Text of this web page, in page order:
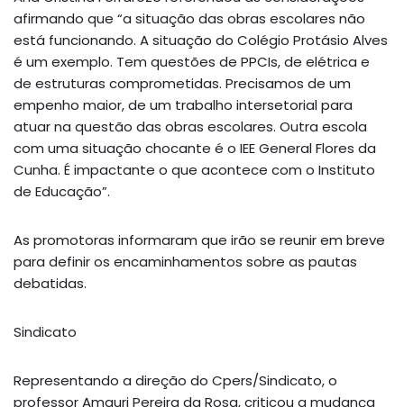
afirmando que “a situação das obras escolares não
está funcionando. A situação do Colégio Protásio Alves
é um exemplo. Tem questões de PPCIs, de elétrica e
de estruturas comprometidas. Precisamos de um
empenho maior, de um trabalho intersetorial para
atuar na questão das obras escolares. Outra escola
com uma situação chocante é o IEE General Flores da
Cunha. É impactante o que acontece com o Instituto
de Educação”.
As promotoras informaram que irão se reunir em breve
para definir os encaminhamentos sobre as pautas
debatidas.
Sindicato
Representando a direção do Cpers/Sindicato, o
professor Amauri Pereira da Rosa, criticou a mudança